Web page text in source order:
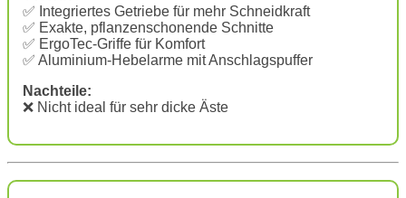
✅ Integriertes Getriebe für mehr Schneidkraft
✅ Exakte, pflanzenschonende Schnitte
✅ ErgoTec-Griffe für Komfort
✅ Aluminium-Hebelarme mit Anschlagspuffer
Nachteile:
❌ Nicht ideal für sehr dicke Äste